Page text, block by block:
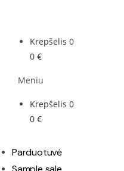
Krepšelis 0
0 €
Meniu
Krepšelis 0
0 €
Parduotuvė